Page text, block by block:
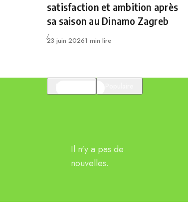
satisfaction et ambition après
sa saison au Dinamo Zagreb
Publié
23 juin 20261 min lire
Il n'y a pas de
nouvelles.